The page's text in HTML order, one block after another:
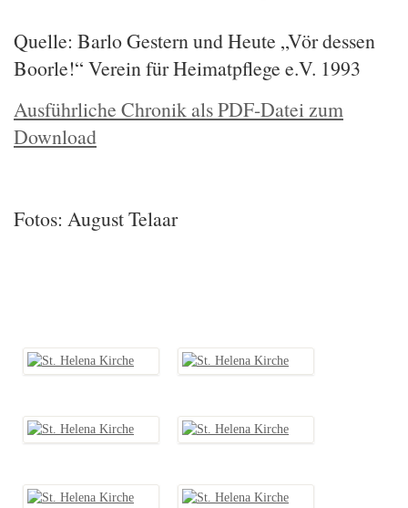
Quelle: Barlo Gestern und Heute „Vör dessen
Boorle!“ Verein für Heimatpflege e.V. 1993
Ausführliche Chronik als PDF-Datei zum
Download
Fotos: August Telaar